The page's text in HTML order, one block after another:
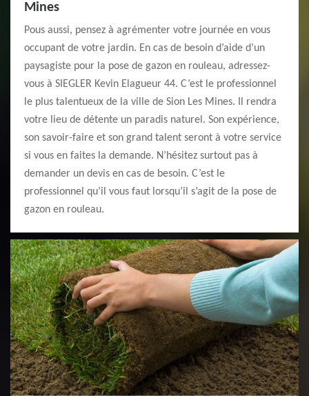
Mines
Pous aussi, pensez à agrémenter votre journée en vous
occupant de votre jardin. En cas de besoin d’aide d’un
paysagiste pour la pose de gazon en rouleau, adressez-
vous à SIEGLER Kevin Elagueur 44. C’est le professionnel
le plus talentueux de la ville de Sion Les Mines. Il rendra
votre lieu de détente un paradis naturel. Son expérience,
son savoir-faire et son grand talent seront à votre service
si vous en faites la demande. N’hésitez surtout pas à
demander un devis en cas de besoin. C’est le
professionnel qu’il vous faut lorsqu’il s’agit de la pose de
gazon en rouleau.